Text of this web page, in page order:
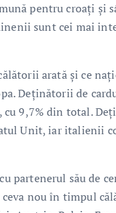
pentru croați
sunt cei mai
arată și ce
Deținătorii de
9,7% din total.
Unit, iar italienii
partenerul său de
nou în timpul